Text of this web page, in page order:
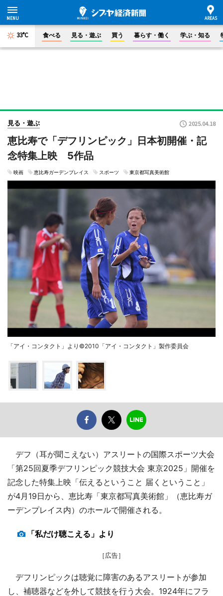
33°C 食べる 見る・遊ぶ 買う 暮らす・働く 学ぶ・知る
見る・遊ぶ 2025.04.18
恵比寿で「デフリンピック」日本初開催・記
念特集上映 5作品
映画 恵比寿ガーデンプレイス スポーツ 東京都写真美術館
「アイ・コンタクト」より©2010「アイ・コンタクト」製作委員会
デフ（耳が聞こえない）アスリートの国際スポーツ大会
「第25回夏季デフリンピック競技大会 東京2025」開催を
記念した特集上映「伝えるということ 届くということ」
が4月19日から、恵比寿「東京都写真美術館」（恵比寿ガ
ーデンプレイス内）のホールで開催される。
「私だけ聴こえる」より
［広告］
デフリンピックは聴覚に障害のあるアスリートが参加
し、補聴器などを外して競技を行う大会。1924年にフラ